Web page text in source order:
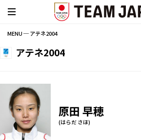
MENU ─ アテネ2004
アテネ2004
原田 早穂
(はらだ さほ)